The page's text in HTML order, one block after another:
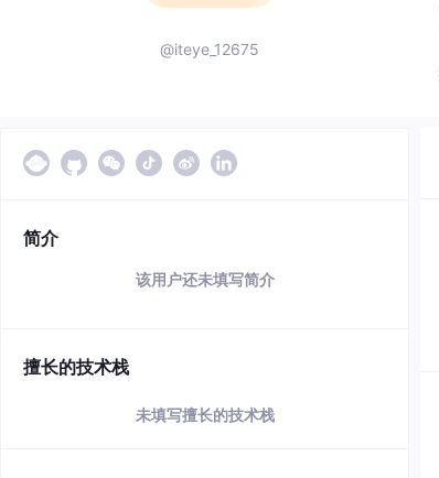
@iteye_12675
简介
该用户还未填写简介
擅长的技术栈
未填写擅长的技术栈